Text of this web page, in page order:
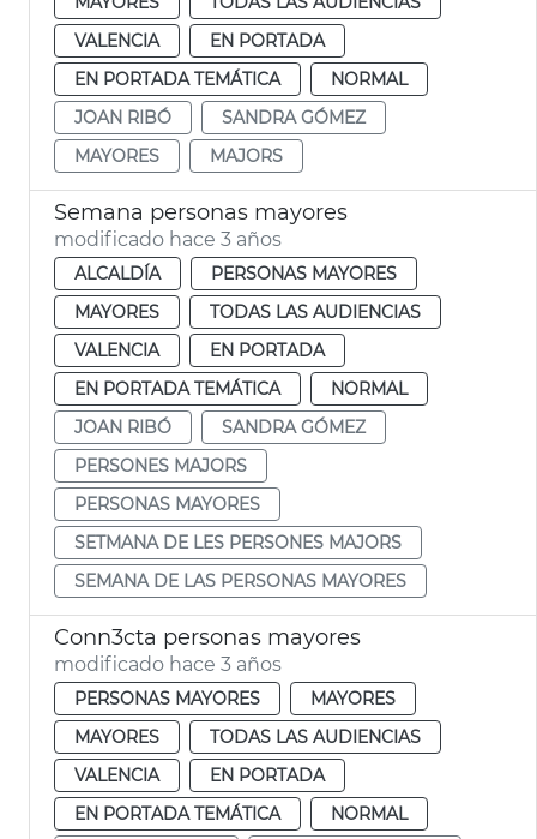
VALENCIA
EN PORTADA
EN PORTADA TEMÁTICA
NORMAL
JOAN RIBÓ
SANDRA GÓMEZ
MAYORES
MAJORS
Semana personas mayores
modificado hace 3 años
ALCALDÍA
PERSONAS MAYORES
MAYORES
TODAS LAS AUDIENCIAS
VALENCIA
EN PORTADA
EN PORTADA TEMÁTICA
NORMAL
JOAN RIBÓ
SANDRA GÓMEZ
PERSONES MAJORS
PERSONAS MAYORES
SETMANA DE LES PERSONES MAJORS
SEMANA DE LAS PERSONAS MAYORES
Conn3cta personas mayores
modificado hace 3 años
PERSONAS MAYORES
MAYORES
MAYORES
TODAS LAS AUDIENCIAS
VALENCIA
EN PORTADA
EN PORTADA TEMÁTICA
NORMAL